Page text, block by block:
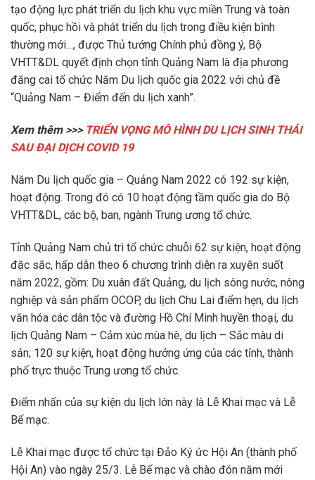
tạo động lực phát triển du lịch khu vực miền Trung và toàn
quốc, phục hồi và phát triển du lịch trong điều kiện bình
thường mới…, được Thủ tướng Chính phủ đồng ý, Bộ
VHTT&DL quyết định chọn tỉnh Quảng Nam là địa phương
đăng cai tổ chức Năm Du lịch quốc gia 2022 với chủ đề
“Quảng Nam – Điểm đến du lịch xanh”.
Xem thêm >>> TRIỂN VỌNG MÔ HÌNH DU LỊCH SINH THÁI
SAU ĐẠI DỊCH COVID 19
Năm Du lịch quốc gia – Quảng Nam 2022 có 192 sự kiện,
hoạt động. Trong đó có 10 hoạt động tầm quốc gia do Bộ
VHTT&DL, các bộ, ban, ngành Trung ương tổ chức.
Tỉnh Quảng Nam chủ trì tổ chức chuỗi 62 sự kiện, hoạt động
đặc sắc, hấp dẫn theo 6 chương trình diễn ra xuyên suốt
năm 2022, gồm: Du xuân đất Quảng, du lịch sông nước, nông
nghiệp và sản phẩm OCOP, du lịch Chu Lai điểm hẹn, du lịch
văn hóa các dân tộc và đường Hồ Chí Minh huyền thoại, du
lịch Quảng Nam – Cảm xúc mùa hè, du lịch – Sắc màu di
sản; 120 sự kiện, hoạt động hưởng ứng của các tỉnh, thành
phố trực thuộc Trung ương tổ chức.
Điểm nhấn của sự kiện du lịch lớn này là Lễ Khai mạc và Lễ
Bế mạc.
Lễ Khai mạc được tổ chức tại Đảo Ký ức Hội An (thành phố
Hội An) vào ngày 25/3. Lễ Bế mạc và chào đón năm mới